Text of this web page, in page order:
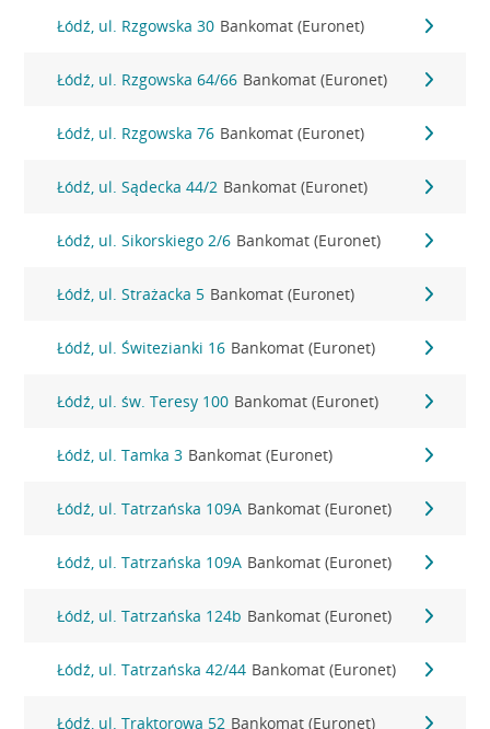
Łódź, ul. Rzgowska 30 Bankomat (Euronet)
Łódź, ul. Rzgowska 64/66 Bankomat (Euronet)
Łódź, ul. Rzgowska 76 Bankomat (Euronet)
Łódź, ul. Sądecka 44/2 Bankomat (Euronet)
Łódź, ul. Sikorskiego 2/6 Bankomat (Euronet)
Łódź, ul. Strażacka 5 Bankomat (Euronet)
Łódź, ul. Świtezianki 16 Bankomat (Euronet)
Łódź, ul. św. Teresy 100 Bankomat (Euronet)
Łódź, ul. Tamka 3 Bankomat (Euronet)
Łódź, ul. Tatrzańska 109A Bankomat (Euronet)
Łódź, ul. Tatrzańska 109A Bankomat (Euronet)
Łódź, ul. Tatrzańska 124b Bankomat (Euronet)
Łódź, ul. Tatrzańska 42/44 Bankomat (Euronet)
Łódź, ul. Traktorowa 52 Bankomat (Euronet)